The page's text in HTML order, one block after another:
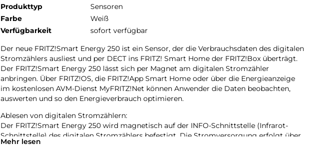
Produkttyp
Sensoren
Farbe
Weiß
Verfügbarkeit
sofort verfügbar
Der neue FRITZ!Smart Energy 250 ist ein Sensor, der die Verbrauchsdaten des digitalen
Stromzählers ausliest und per DECT ins FRITZ! Smart Home der FRITZ!Box überträgt.
Der FRITZ!Smart Energy 250 lässt sich per Magnet am digitalen Stromzähler
anbringen. Über FRITZ!OS, die FRITZ!App Smart Home oder über die Energieanzeige
im kostenlosen AVM-Dienst MyFRITZ!Net können Anwender die Daten beobachten,
auswerten und so den Energieverbrauch optimieren.
Ablesen von digitalen Stromzählern:
Der FRITZ!Smart Energy 250 wird magnetisch auf der INFO-Schnittstelle (Infrarot-
Schnittstelle) des digitalen Stromzählers befestigt. Die Stromversorgung erfolgt über
Batterien oder den USB-Anschluss. FRITZ!Smart Energy 250 ist mit den meisten in
Mehr lesen